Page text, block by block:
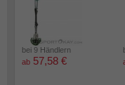
bei 9 Händlern
ab 57,58 €